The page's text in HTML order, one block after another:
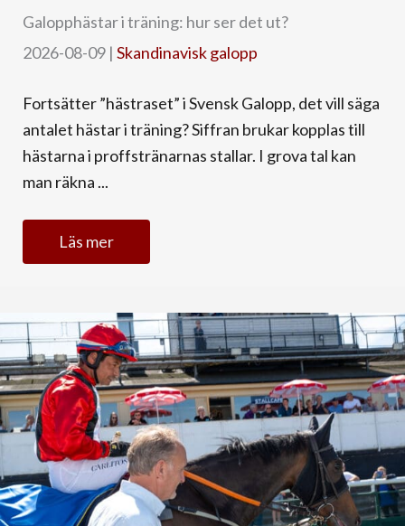
Galopphästar i träning: hur ser det ut?
2026-08-09 | Skandinavisk galopp
Fortsätter ”hästraset” i Svensk Galopp, det vill säga
antalet hästar i träning? Siffran brukar kopplas till
hästarna i proffstränarnas stallar. I grova tal kan
man räkna ...
Läs mer